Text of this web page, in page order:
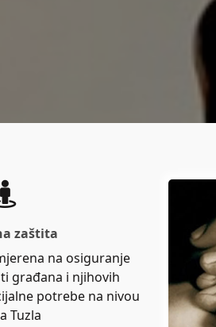
zaštita
na osiguranje
građana i njihovih
potrebe na nivou
Tuzla